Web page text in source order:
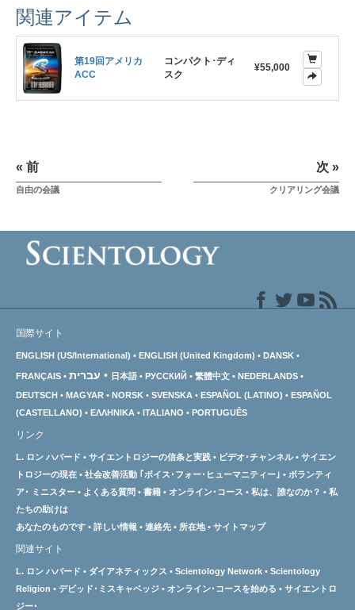
関連アイテム
第19回アメリカ
ACC
コンパクト･ディ
スク
¥55,000
« 前
自由の会議
次 »
クリアリング会議
国際サイト
ENGLISH (US/International) ENGLISH (United Kingdom) DANSK
FRANÇAIS עברית 日本語 РУССКИЙ 繁體中文
NEDERLANDS
DEUTSCH
MAGYAR NORSK SVENSKA ESPAÑOL (LATINO)
ESPAÑOL
(CASTELLANO)
ΕΛΛΗΝΙΚA ITALIANO PORTUGUÊS
リンク
L. ロン ハバード サイエントロジーの信条と実践 ビデオ･チャンネル
サイエン
トロジーの現在 社会改善活動 ｢ボイス･フォー･ヒューマニティー｣
ボランティ
ア･ ミニスター よくある質問 書籍 オンライン･コース 私は、誰なのか？
私
たちの助けは
あなたのものです
詳しい情報 連絡先 所在地 サイトマップ
関連サイト
L. ロン ハバード ダイアネティックス Scientology Network
Scientology
Religion
デビッド･ミスキャベッジ オンライン･コースを始める
サイエントロ
ジー･